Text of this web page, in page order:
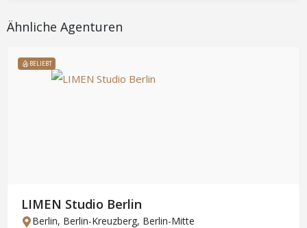
Ähnliche Agenturen
BELIEBT
LIMEN Studio Berlin
Berlin, Berlin-Kreuzberg, Berlin-Mitte